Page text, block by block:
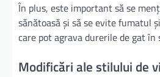
În plus, este important să se
sănătoasă și să se evite fumatul
care pot agrava durerile de gat în
Modificări ale stilului de